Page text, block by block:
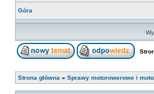
Góra
Strona główna » Sprawy motorowerowe i